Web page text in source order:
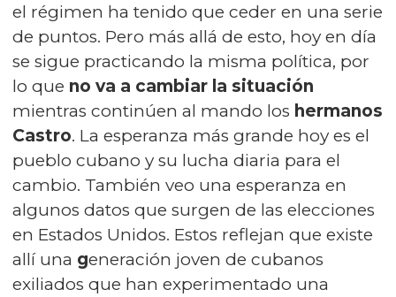
el régimen ha tenido que ceder en una serie
de puntos. Pero más allá de esto, hoy en día
se sigue practicando la misma política, por
lo que no va a cambiar la situación
mientras continúen al mando los hermanos
Castro. La esperanza más grande hoy es el
pueblo cubano y su lucha diaria para el
cambio. También veo una esperanza en
algunos datos que surgen de las elecciones
en Estados Unidos. Estos reflejan que existe
allí una generación joven de cubanos
exiliados que han experimentado una